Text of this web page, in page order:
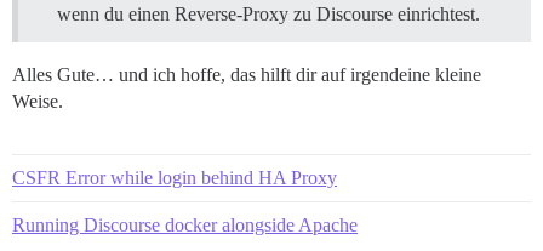
wenn du einen Reverse-Proxy zu Discourse einrichtest.
Alles Gute… und ich hoffe, das hilft dir auf irgendeine kleine
Weise.
CSFR Error while login behind HA Proxy
Running Discourse docker alongside Apache